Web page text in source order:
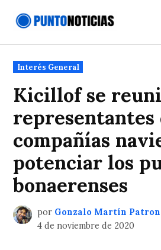
Publicado
en
Interés General
Kicillof se
representantes
compañías
potenciar los
bonaerenses
por Gonzalo Martín
4 de noviembre de 2020